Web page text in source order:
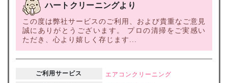
ハートクリーニングより
この度は弊社サービスのご利用、および貴重なご意見
誠にありがとうございます。 プロの清掃をご実感い
ただき、心より嬉しく存じます...
ご利用サービス
エアコンクリーニング